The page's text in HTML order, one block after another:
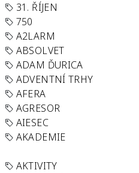
31. ŘÍJEN
750
A2LARM
ABSOLVET
ADAM ĎURICA
ADVENTNÍ TRHY
AFERA
AGRESOR
AIESEC
AKADEMIE
AKTIVITY